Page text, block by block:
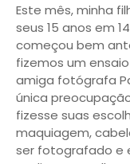
Este mês, minha
seus 15 anos em
começou bem
fizemos um
amiga fotógrafa
única
fizesse suas
maquiagem,
ser fotografado e